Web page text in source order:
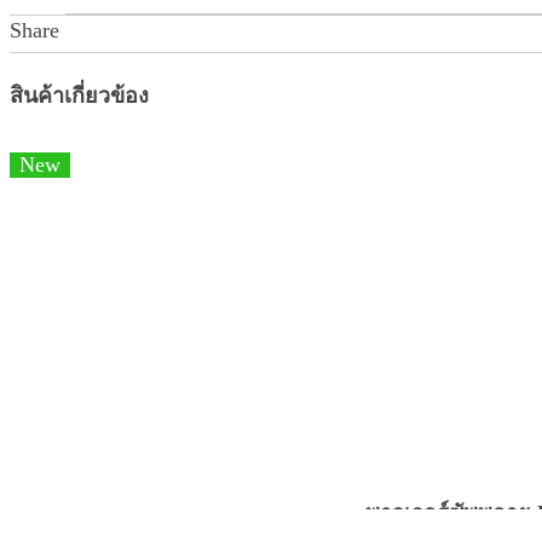
Share
สินค้าเกี่ยวข้อง
New
พาวเวอร์ซัพพลาย